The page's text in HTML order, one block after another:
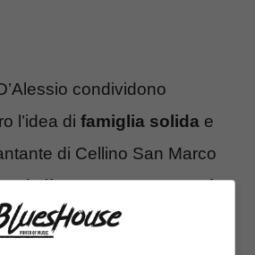
condividono
l’idea di famiglia solida e
di Cellino San Marco
èdiventato nonno per la
al mondo Axel